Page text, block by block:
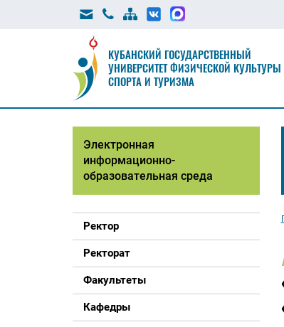
КУБАНСКИЙ ГОСУДАРСТВЕННЫЙ
УНИВЕРСИТЕТ ФИЗИЧЕСКОЙ КУЛЬТУРЫ
СПОРТА И ТУРИЗМА
Электронная
информационно-
образовательная среда
Ректор
Ректорат
Факультеты
Кафедры